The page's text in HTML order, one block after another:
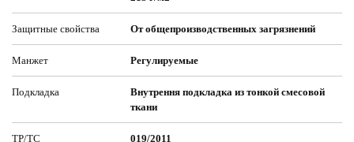
Защитные свойства От общепроизводственных загрязнений
Манжет Регулируемые
Подкладка
Внутрення подкладка из тонкой смесовой
ткани
ТР/ТС 019/2011